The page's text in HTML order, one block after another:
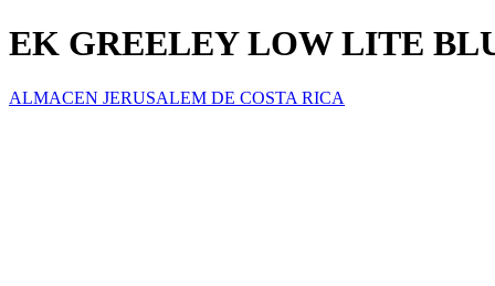
EK GREELEY LOW LITE
ALMACEN JERUSALEM DE COSTA RICA